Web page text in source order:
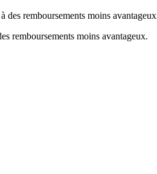
des remboursements moins
remboursements moins avantageux.